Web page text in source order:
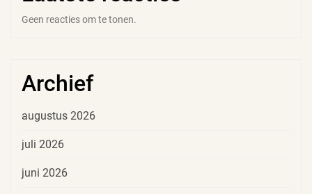
Geen reacties om te tonen.
Archief
augustus 2026
juli 2026
juni 2026